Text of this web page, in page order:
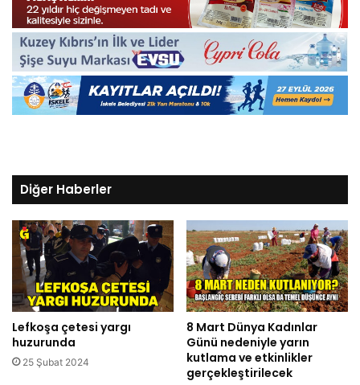
Diğer Haberler
Lefkoşa çetesi yargı
huzurunda
25 Şubat 2024
8 Mart Dünya Kadınlar
Günü nedeniyle yarın
kutlama ve etkinlikler
gerçekleştirilecek